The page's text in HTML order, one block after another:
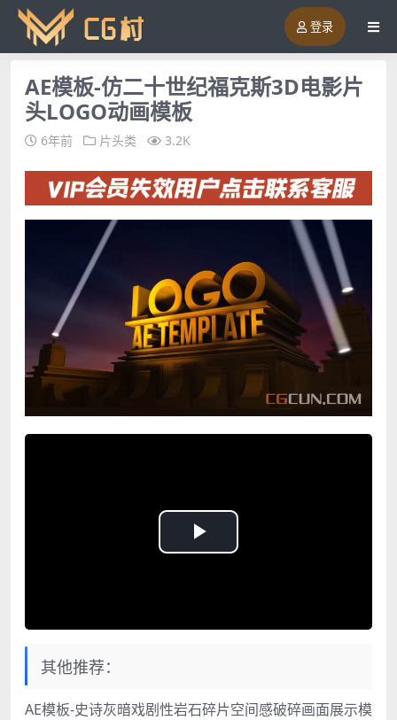
登录
AE模板-仿二十世纪福克斯3D电影片
头LOGO动画模板
6年前 片头类 3.2K
Play
其他推荐：
AE模板-史诗灰暗戏剧性岩石碎片空间感破碎画面展示模